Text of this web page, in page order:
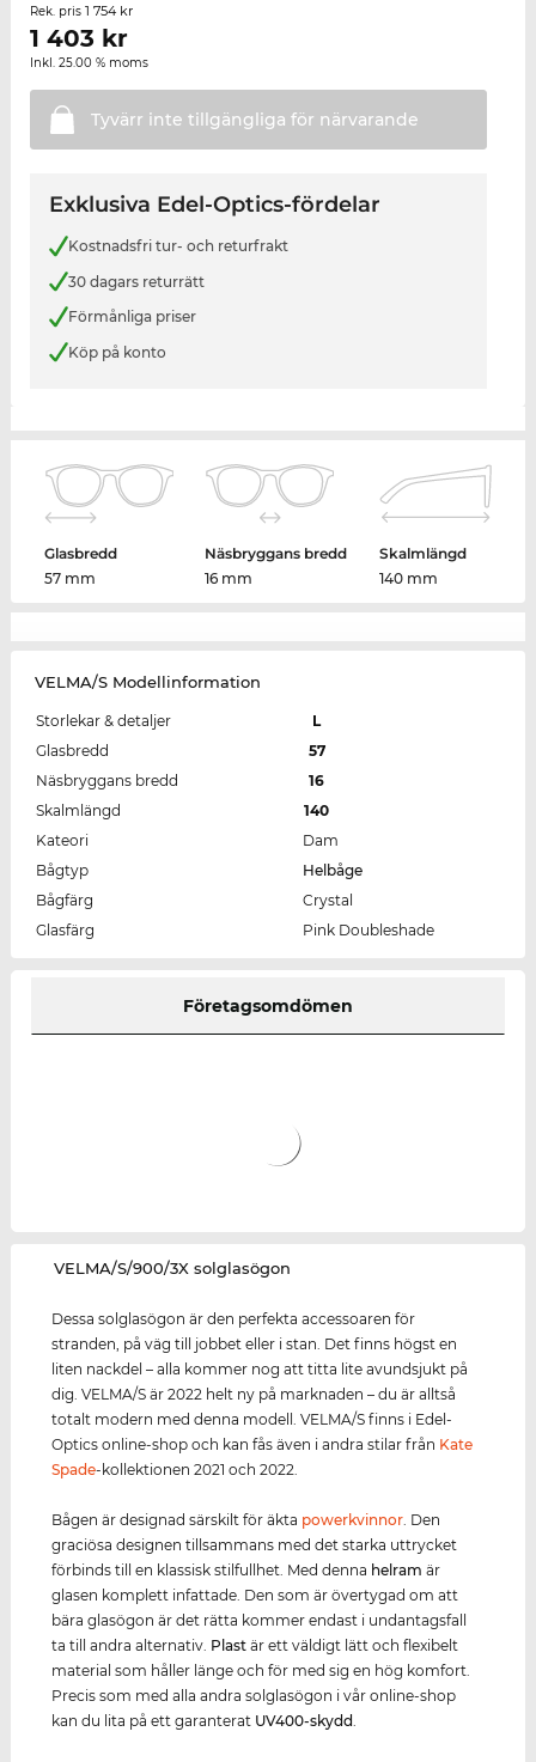
Rek. pris 1 754 kr
1 403 kr
Inkl. 25.00 % moms
Tyvärr inte tillgängliga för närvarande
Exklusiva Edel-Optics-fördelar
Kostnadsfri tur- och returfrakt
30 dagars returrätt
Förmånliga priser
Köp på konto
Glasbredd
57 mm
Näsbryggans bredd
16 mm
Skalmlängd
140 mm
VELMA/S Modellinformation
Storlekar & detaljer
L
Glasbredd
57
Näsbryggans bredd
16
Skalmlängd
140
Kateori
Dam
Bågtyp
Helbåge
Bågfärg
Crystal
Glasfärg
Pink Doubleshade
Företagsomdömen
‌VELMA/S/900/3X solglasögon
Dessa solglasögon är den perfekta accessoaren för
stranden, på väg till jobbet eller i stan. Det finns högst en
liten nackdel – alla kommer nog att titta lite avundsjukt på
dig. VELMA/S är 2022 helt ny på marknaden – du är alltså
totalt modern med denna modell. VELMA/S finns i Edel-
Optics online-shop och kan fås även i andra stilar från Kate
Spade-kollektionen 2021 och 2022.
Bågen är designad särskilt för äkta powerkvinnor. Den
graciösa designen tillsammans med det starka uttrycket
förbinds till en klassisk stilfullhet. Med denna helram är
glasen komplett infattade. Den som är övertygad om att
bära glasögon är det rätta kommer endast i undantagsfall
ta till andra alternativ. Plast är ett väldigt lätt och flexibelt
material som håller länge och för med sig en hög komfort.
Precis som med alla andra solglasögon i vår online-shop
kan du lita på ett garanterat UV400-skydd.